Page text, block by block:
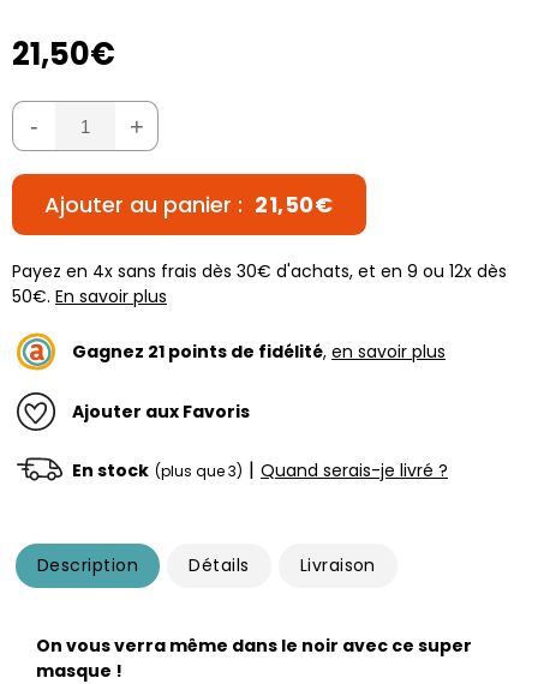
21,50€
- +
Ajouter au panier : 21,50€
Payez en 4x sans frais dès 30€ d'achats, et en 9 ou 12x dès
50€. En savoir plus
Gagnez 21 points de fidélité, en savoir plus
Ajouter aux Favoris
En stock (plus que 3) | Quand serais-je livré ?
Description Détails Livraison
On vous verra même dans le noir avec ce super
masque !